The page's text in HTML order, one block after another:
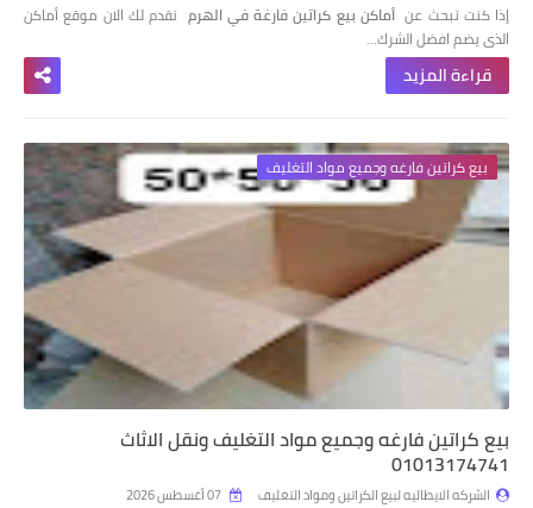
إذا كنت تبحث عن أماكن بيع كراتين فارغة في الهرم نقدم لك الان موقع أماكن
الذى يضم افضل الشرك…
قراءة المزيد
بيع كراتين فارغه وجميع مواد التغليف
بيع كراتين فارغه وجميع مواد التغليف ونقل الاثاث
01013174741
الشركه الايطاليه لبيع الكراتين ومواد التغليف